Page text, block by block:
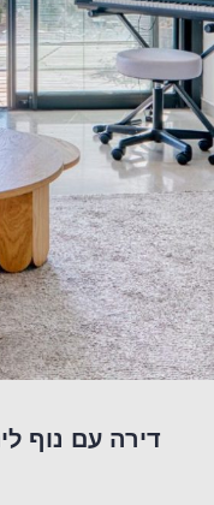
דירה עם נוף